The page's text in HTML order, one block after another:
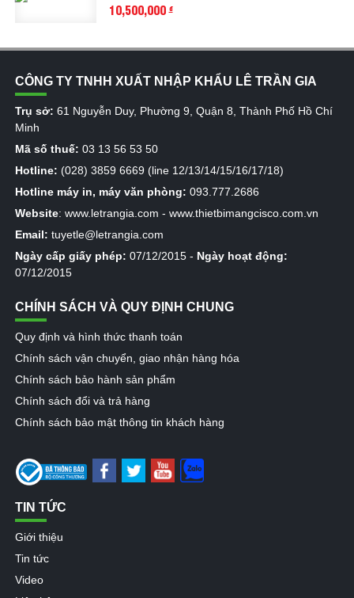
10,500,000đ
CÔNG TY TNHH XUẤT NHẬP KHẨU LÊ TRẦN GIA
Trụ sở: 61 Nguyễn Duy, Phường 9, Quận 8, Thành Phố Hồ Chí
Minh
Mã số thuế: 03 13 56 53 50
Hotline: (028) 3859 6669 (line 12/13/14/15/16/17/18)
Hotline máy in, máy văn phòng: 093.777.2686
Website: www.letrangia.com - www.thietbimangcisco.com.vn
Email: tuyetle@letrangia.com
Ngày cấp giấy phép: 07/12/2015 - Ngày hoạt động:
07/12/2015
CHÍNH SÁCH VÀ QUY ĐỊNH CHUNG
Quy định và hình thức thanh toán
Chính sách vận chuyển, giao nhận hàng hóa
Chính sách bảo hành sản phẩm
Chính sách đổi và trả hàng
Chính sách bảo mật thông tin khách hàng
TIN TỨC
Giới thiệu
Tin tức
Video